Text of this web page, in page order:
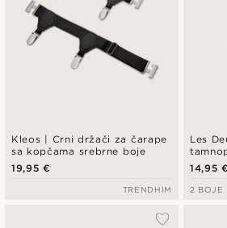
Kleos | Crni držači za čarape
sa kopčama srebrne boje
19,95 €
TRENDHIM
Les
para
14,95 €
2 BOJE